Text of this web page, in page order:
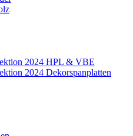
2024 HPL & VBE
2024 Dekorspanplatten